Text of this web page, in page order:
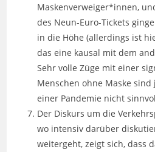
Maskenverweiger*innen,
des Neun-Euro-Tickets
in die Höhe (allerdings ist
das eine kausal mit dem
Sehr volle Züge mit einer
Menschen ohne Maske
einer Pandemie nicht
Der Diskurs um die
wo intensiv darüber
weitergeht, zeigt sich, dass